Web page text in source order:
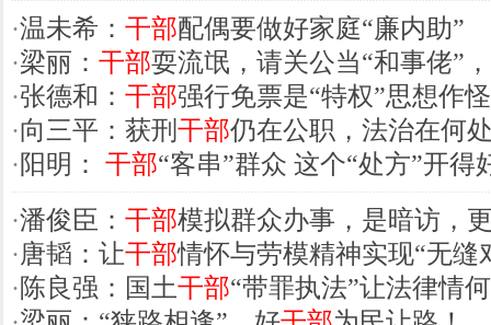
·温未希： 干部配偶要做好家庭“廉内助”
·梁丽： 干部耍流氓，请关公当“和事佬”
·张德和： 干部强行免票是“特权”思想作怪
·向三平：获刑 干部仍在公职，法治在何
·阳明： 干部“客串”群众 这个“处方”开得
·潘俊臣： 干部模拟群众办事，是暗访，
·唐韬：让干部情怀与劳模精神实现“无缝
·陈良强：国土干部“带罪执法”让法律情